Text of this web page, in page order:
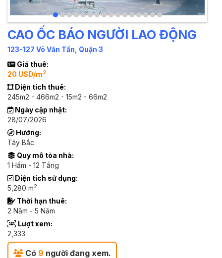
CAO ỐC BÁO NGƯỜI LAO ĐỘNG
123-127 Võ Văn Tần, Quận 3
Giá thuê:
20 USD/m2
Diện tích thuê:
245m2 - 466m2 - 15m2 - 66m2
Ngày cập nhật:
28/07/2026
Hướng:
Tây Bắc
Quy mô tòa nhà:
1 Hầm - 12 Tầng
Diện tích sử dụng:
5,280 m2
Thời hạn thuê:
2 Năm - 5 Năm
Lượt xem:
2,333
Có 9 người đang xem.